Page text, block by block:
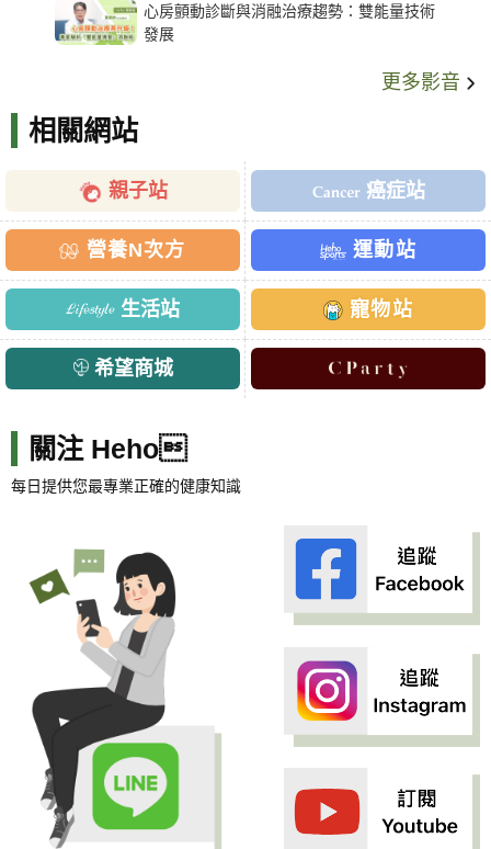
心房顫動診斷與消融治療趨勢：雙能量技術
發展
更多影音
相關網站
親子站 癌症站
營養N次方 運動站
生活站 寵物站
希望商城
關注 Heho
每日提供您最專業正確的健康知識